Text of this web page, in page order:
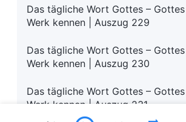
Das tägliche Wort Gottes – Gottes
Werk kennen | Auszug 229
Das tägliche Wort Gottes – Gottes
Werk kennen | Auszug 230
Das tägliche Wort Gottes – Gottes
Werk kennen | Auszug 231